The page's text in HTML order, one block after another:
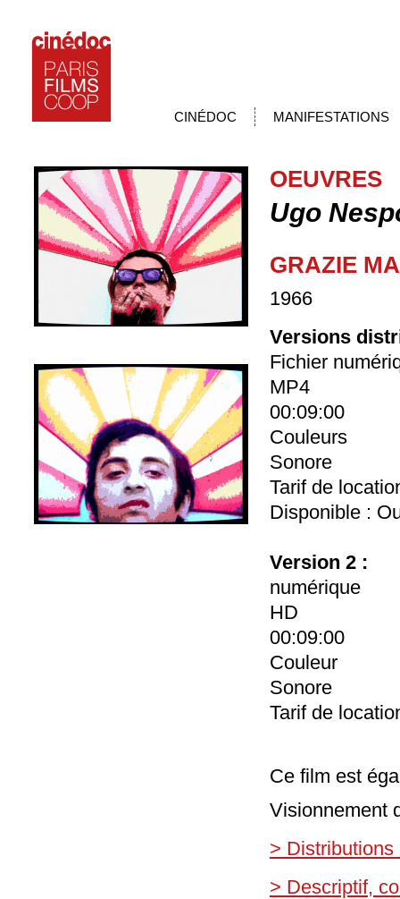
CINÉDOC MANIFESTATIONS
OEUVRES
Ugo
GRAZIE
1966
Versions
Fichier
MP4
00:09:00
Couleurs
Sonore
Tarif de
Disponible :
Version 2 :
numérique
HD
00:09:00
Couleur
Sonore
Tarif de
Ce film est
Visionnement
> Distributions
> Descriptif,